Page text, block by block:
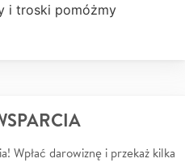
i troski pomóżmy
Wpłać darowiznę i przekaż kilka